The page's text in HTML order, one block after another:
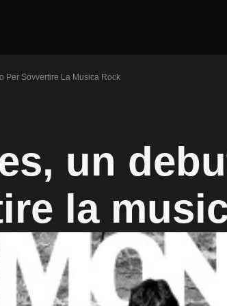
Per Sovvertire La Musica Rock
un
la